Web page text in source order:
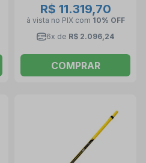
R$ 11.319,70
à vista no PIX com 10% OFF
6x de R$ 2.096,24
COMPRAR